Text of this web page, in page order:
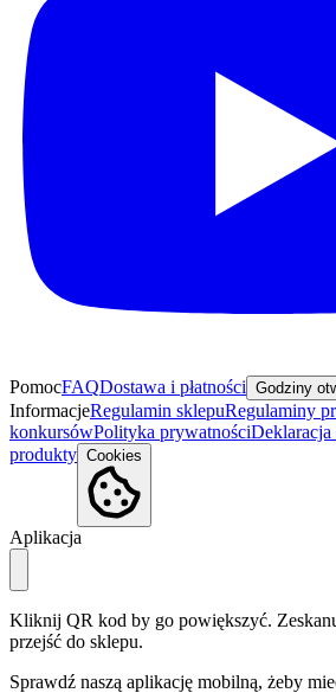
PomocFAQDostawa i płatności Godziny
InformacjeRegulamin sklepuRegulaminy
konkursówPolityka prywatnościDeklaracja
produkty Cookies
Aplikacja
Kliknij QR kod by go powiększyć.
przejść do sklepu.
Sprawdź naszą aplikację mobilną, żeby